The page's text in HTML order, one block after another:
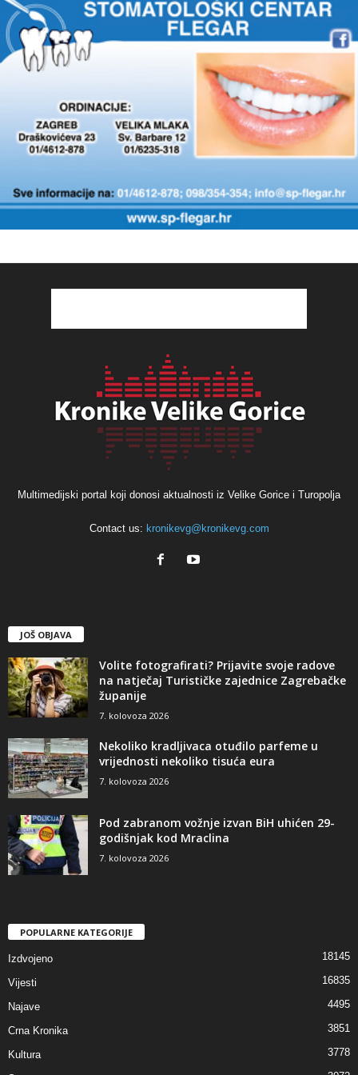
Multimedijski portal koji donosi aktualnosti iz Velike Gorice i Turopolja
Contact us: kronikevg@kronikevg.com
JOŠ OBJAVA
Volite fotografirati? Prijavite svoje radove
na natječaj Turističke zajednice Zagrebačke
županije
7. kolovoza 2026
Nekoliko kradljivaca otuđilo parfeme u
vrijednosti nekoliko tisuća eura
7. kolovoza 2026
Pod zabranom vožnje izvan BiH uhićen 29-
godišnjak kod Mraclina
7. kolovoza 2026
POPULARNE KATEGORIJE
Izdvojeno 18145
Vijesti 16835
Najave 4495
Crna Kronika 3851
Kultura 3778